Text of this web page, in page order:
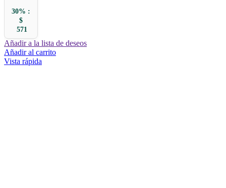
30% :
$
571
Añadir a la lista de deseos
Añadir al carrito
Vista rápida